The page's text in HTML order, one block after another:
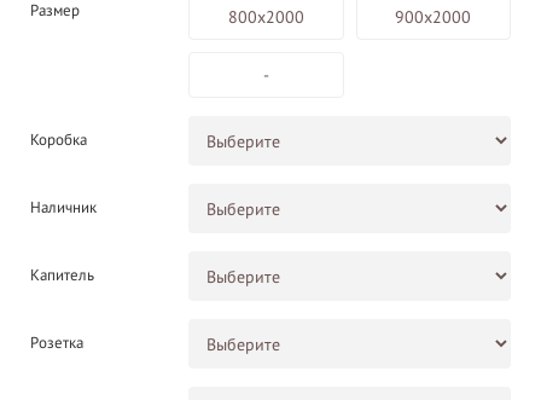
Размер 800х2000 900х2000
-
Коробка
Наличник
Капитель
Розетка